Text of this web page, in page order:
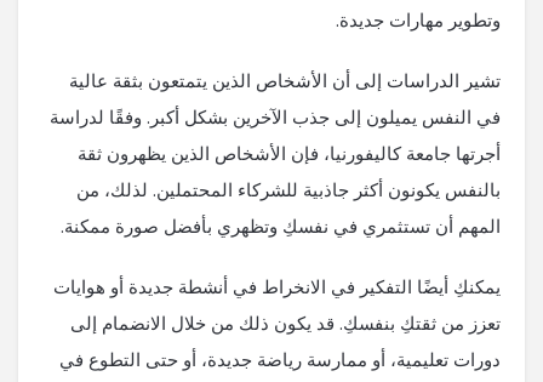
وتطوير مهارات جديدة.
تشير الدراسات إلى أن الأشخاص الذين يتمتعون بثقة عالية
في النفس يميلون إلى جذب الآخرين بشكل أكبر. وفقًا لدراسة
أجرتها جامعة كاليفورنيا، فإن الأشخاص الذين يظهرون ثقة
بالنفس يكونون أكثر جاذبية للشركاء المحتملين. لذلك، من
المهم أن تستثمري في نفسكِ وتظهري بأفضل صورة ممكنة.
يمكنكِ أيضًا التفكير في الانخراط في أنشطة جديدة أو هوايات
تعزز من ثقتكِ بنفسكِ. قد يكون ذلك من خلال الانضمام إلى
دورات تعليمية، أو ممارسة رياضة جديدة، أو حتى التطوع في